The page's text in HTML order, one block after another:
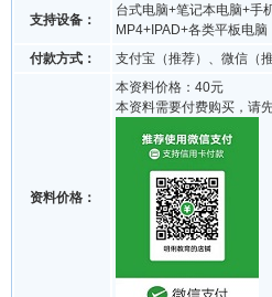
支持设备：
台式电脑+笔记本电脑+手
MP4+IPAD+各类平板电脑
付款方式：
支付宝（推荐）、微信（
资料价格：
本资料价格：40元
本资料需要付费购买，请